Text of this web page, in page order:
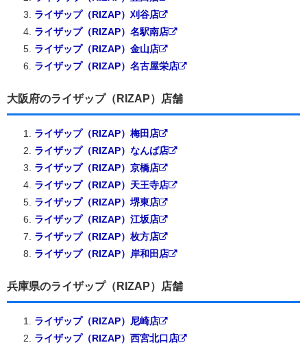
ライザップ（RIZAP）刈谷店
ライザップ（RIZAP）名駅南店
ライザップ（RIZAP）金山店
ライザップ（RIZAP）名古屋栄店
大阪府のライザップ（RIZAP）店舗
ライザップ（RIZAP）梅田店
ライザップ（RIZAP）なんば店
ライザップ（RIZAP）京橋店
ライザップ（RIZAP）天王寺店
ライザップ（RIZAP）堺東店
ライザップ（RIZAP）江坂店
ライザップ（RIZAP）枚方店
ライザップ（RIZAP）岸和田店
兵庫県のライザップ（RIZAP）店舗
ライザップ（RIZAP）尼崎店
ライザップ（RIZAP）西宮北口店